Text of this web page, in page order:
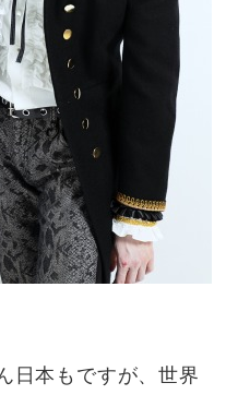
日本もですが、世界